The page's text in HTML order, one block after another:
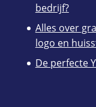
bedrijf?
Alles over
logo en
De perfecte